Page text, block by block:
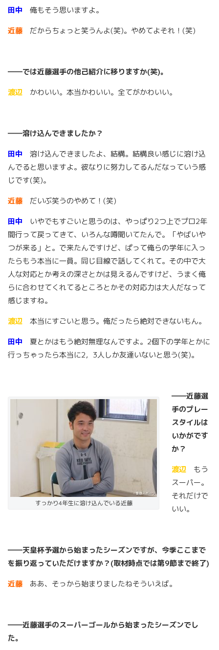
田中
俺もそう思いますよ。
近藤
だからちょっと笑うんよ(笑)。やめてよそれ！(笑)
――では近藤選手の他己紹介に移りますか(笑)。
渡辺
かわいい。本当かわいい。全てがかわいい。
――溶け込んできましたか？
田中
溶け込んできましたよ、結構。結構良い感じに溶け込
んでると思いますよ。彼なりに努力してるんだなっていう感
じです(笑)。
近藤
だいぶ笑うのやめて！(笑)
田中
いやでもすごいと思うのは、やっぱり2つ上でプロ2年
間行って戻ってきて、いろんな噂聞いてたんで。「やばいや
つが来る」と。で来たんですけど、ぱって俺らの学年に入っ
たらもう本当に一員。同じ目線で話してくれて。その中で大
人な対応とか考えの深さとかは見えるんですけど、うまく俺
らに合わせてくれてるところとかその対応力は大人だなって
感じますね。
渡辺
本当にすごいと思う。俺だったら絶対できないもん。
田中
夏とかはもう絶対無理なんですよ。2個下の学年とかに
行っちゃったら本当に2，3人しか友達いないと思う(笑)。
すっかり4年生に溶け込んでいる近藤
――近藤選
手のプレー
スタイルは
いかがです
か？
渡辺
もう
スーパー。
それだけで
いい。
――天皇杯予選から始まったシーズンですが、今季ここまで
を振り返っていただけますか？(取材時点では第9節まで終了)
近藤
ああ、そっから始まりましたねそういえば。
――近藤選手のスーパーゴールから始まったシーズンでし
た。